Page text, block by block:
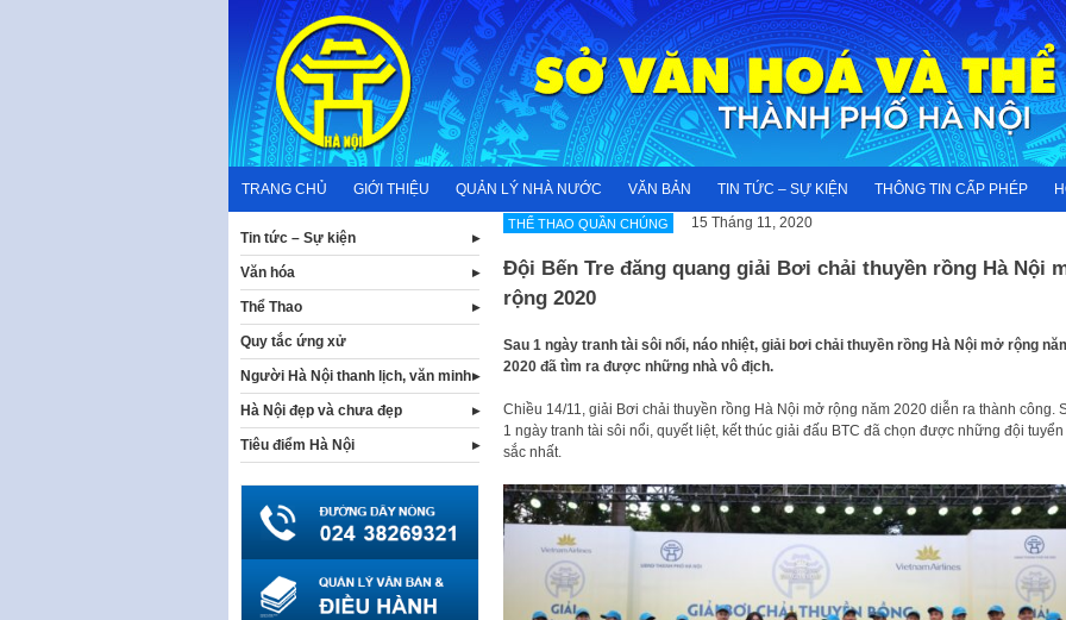
content
TRANG CHỦ GIỚI THIỆU QUẢN LÝ NHÀ NƯỚC VĂN BẢN TIN TỨC – SỰ KIỆN THÔNG TIN CẤP PHÉP
THỂ THAO QUẦN CHÚNG 15 Tháng 11, 2020
Đội Bến Tre đăng quang giải Bơi chải thuyền rồng Hà Nội
rộng 2020
Sau 1 ngày tranh tài sôi nổi, náo nhiệt, giải bơi chải thuyền rồng Hà Nội mở rộng
2020 đã tìm ra được những nhà vô địch.
Chiều 14/11, giải Bơi chải thuyền rồng Hà Nội mở rộng năm 2020 diễn ra thành công.
1 ngày tranh tài sôi nổi, quyết liệt, kết thúc giải đấu BTC đã chọn được những đội tuyển
sắc nhất.
Tin tức – Sự kiện
Văn hóa
Thể Thao
Quy tắc ứng xử
Người Hà Nội thanh lịch, văn minh
Hà Nội đẹp và chưa đẹp
Tiêu điểm Hà Nội